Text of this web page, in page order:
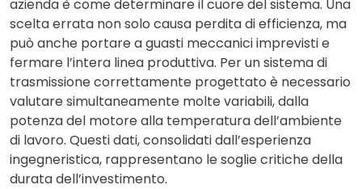
azienda è come determinare il cuore del sistema. Una
scelta errata non solo causa perdita di efficienza, ma
può anche portare a guasti meccanici imprevisti e
fermare l’intera linea produttiva. Per un sistema di
trasmissione correttamente progettato è necessario
valutare simultaneamente molte variabili, dalla
potenza del motore alla temperatura dell’ambiente
di lavoro. Questi dati, consolidati dall’esperienza
ingegneristica, rappresentano le soglie critiche della
durata dell’investimento.